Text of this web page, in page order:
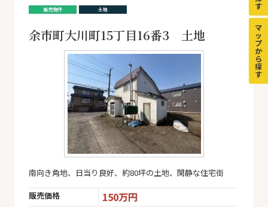
す
マ
ッ
プ
か
ら
探
す
販売物件 土地
余市町大川町15丁目16番3 土地
南向き角地、日当り良好、約80坪の土地、閑静な住宅街
販売価格 150万円